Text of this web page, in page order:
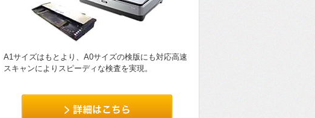
A1サイズはもとより、A0サイズの検版にも対応高速
スキャンによりスピーディな検査を実現。